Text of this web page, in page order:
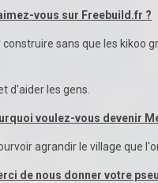
vous sur Freebuild.fr ?
construire sans que les kikoo
d'aider les gens.
voulez-vous devenir
agrandir le village que
de nous donner votre